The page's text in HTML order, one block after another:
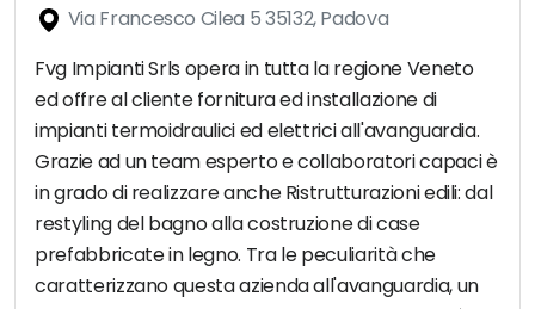
Via Francesco Cilea 5 35132, Padova
Fvg Impianti Srls opera in tutta la regione Veneto
ed offre al cliente fornitura ed installazione di
impianti termoidraulici ed elettrici all'avanguardia.
Grazie ad un team esperto e collaboratori capaci è
in grado di realizzare anche Ristrutturazioni edili: dal
restyling del bagno alla costruzione di case
prefabbricate in legno. Tra le peculiarità che
caratterizzano questa azienda all'avanguardia, un